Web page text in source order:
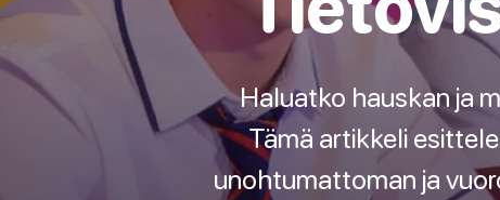
Haluatko hauskan ja
Tämä artikkeli
unohtumattoman ja